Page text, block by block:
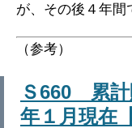
が、その後４年間
（参考）
Ｓ660 累計
年１月現在